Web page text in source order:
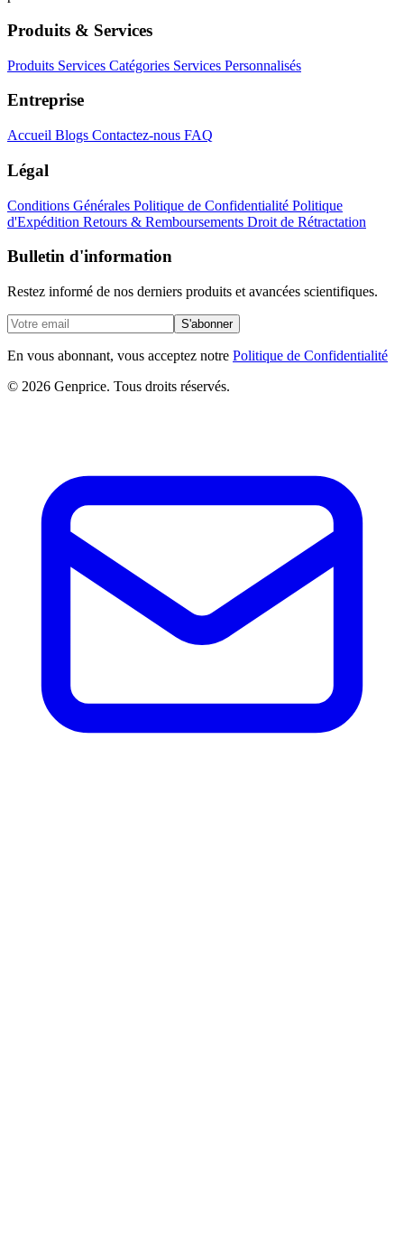
Produits & Services
Produits Services Catégories Services Personnalisés
Entreprise
Accueil Blogs Contactez-nous FAQ
Légal
Conditions Générales Politique de Confidentialité Politique
d'Expédition Retours & Remboursements Droit de Rétractation
Bulletin d'information
Restez informé de nos derniers produits et avancées scientifiques.
S'abonner
En vous abonnant, vous acceptez notre Politique de Confidentialité
© 2026 Genprice. Tous droits réservés.